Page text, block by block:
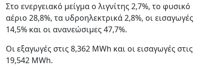
Στο ενεργειακό μείγμα ο λιγνίτης 2,7%, το φυσικό
αέριο 28,8%, τα υδροηλεκτρικά 2,8%, οι εισαγωγές
14,5% και οι ανανεώσιμες 47,7%.
Οι εξαγωγές στις 8,362 MWh και οι εισαγωγές στις
19,542 MWh.